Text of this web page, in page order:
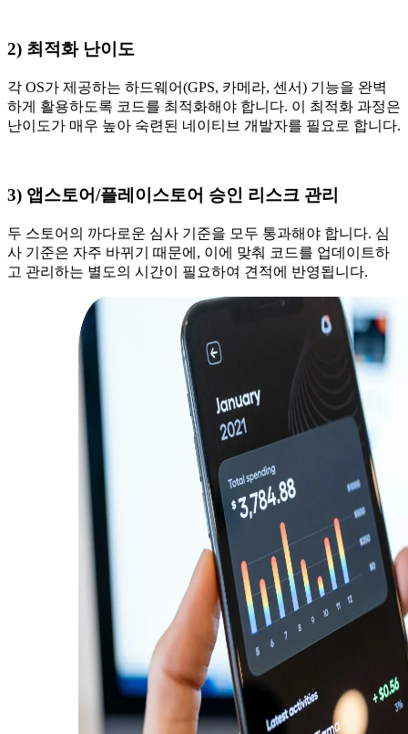
2) 최적화 난이도
각 OS가 제공하는 하드웨어(GPS, 카메라, 센서) 기능을 완벽
하게 활용하도록 코드를 최적화해야 합니다. 이 최적화 과정은
난이도가 매우 높아 숙련된 네이티브 개발자를 필요로 합니다.
3) 앱스토어/플레이스토어 승인 리스크 관리
두 스토어의 까다로운 심사 기준을 모두 통과해야 합니다. 심
사 기준은 자주 바뀌기 때문에, 이에 맞춰 코드를 업데이트하
고 관리하는 별도의 시간이 필요하여 견적에 반영됩니다.